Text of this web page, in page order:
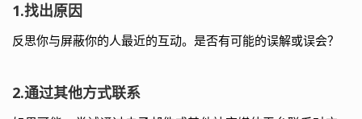
1.找出原因
反思你与屏蔽你的人最近的互动。是否有可能的误解或误会？
2.通过其他方式联系